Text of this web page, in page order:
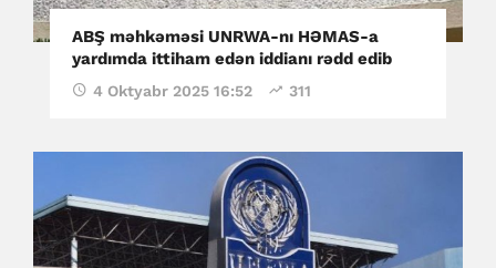
ABŞ məhkəməsi UNRWA-nı HƏMAS-a
yardımda ittiham edən iddianı rədd edib
4 Oktyabr 2025 16:52 311